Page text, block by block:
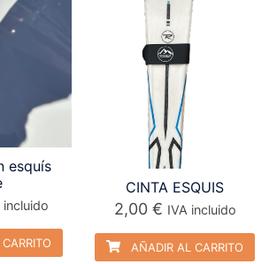
esquís
incluido
CINTA ESQUIS
2,00 € IVA incluido
AÑADIR AL CARRITO